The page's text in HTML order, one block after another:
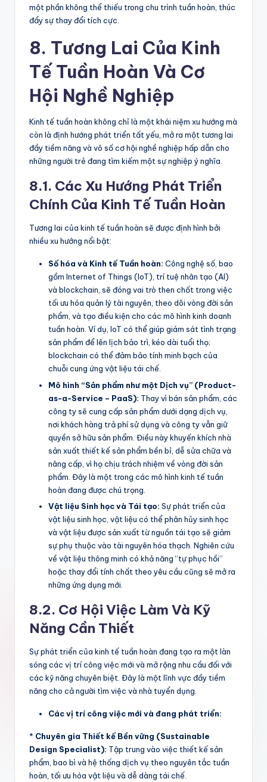
một phần không thể thiếu trong chu trình tuần hoàn, thúc
đẩy sự thay đổi tích cực.
8. Tương Lai Của Kinh
Tế Tuần Hoàn Và Cơ
Hội Nghề Nghiệp
Kinh tế tuần hoàn không chỉ là một khái niệm xu hướng mà
còn là định hướng phát triển tất yếu, mở ra một tương lai
đầy tiềm năng và vô số cơ hội nghề nghiệp hấp dẫn cho
những người trẻ đang tìm kiếm một sự nghiệp ý nghĩa.
8.1. Các Xu Hướng Phát Triển
Chính Của Kinh Tế Tuần Hoàn
Tương lai của kinh tế tuần hoàn sẽ được định hình bởi
nhiều xu hướng nổi bật:
Số hóa và Kinh tế Tuần hoàn: Công nghệ số, bao
gồm Internet of Things (IoT), trí tuệ nhân tạo (AI)
và blockchain, sẽ đóng vai trò then chốt trong việc
tối ưu hóa quản lý tài nguyên, theo dõi vòng đời sản
phẩm, và tạo điều kiện cho các mô hình kinh doanh
tuần hoàn. Ví dụ, IoT có thể giúp giám sát tình trạng
sản phẩm để lên lịch bảo trì, kéo dài tuổi thọ;
blockchain có thể đảm bảo tính minh bạch của
chuỗi cung ứng vật liệu tái chế.
Mô hình “Sản phẩm như một Dịch vụ” (Product-
as-a-Service – PaaS): Thay vì bán sản phẩm, các
công ty sẽ cung cấp sản phẩm dưới dạng dịch vụ,
nơi khách hàng trả phí sử dụng và công ty vẫn giữ
quyền sở hữu sản phẩm. Điều này khuyến khích nhà
sản xuất thiết kế sản phẩm bền bỉ, dễ sửa chữa và
nâng cấp, vì họ chịu trách nhiệm về vòng đời sản
phẩm. Đây là một trong các mô hình kinh tế tuần
hoàn đang được chú trọng.
Vật liệu Sinh học và Tái tạo: Sự phát triển của
vật liệu sinh học, vật liệu có thể phân hủy sinh học
và vật liệu được sản xuất từ nguồn tái tạo sẽ giảm
sự phụ thuộc vào tài nguyên hóa thạch. Nghiên cứu
về vật liệu thông minh có khả năng “tự phục hồi”
hoặc thay đổi tính chất theo yêu cầu cũng sẽ mở ra
những ứng dụng mới.
8.2. Cơ Hội Việc Làm Và Kỹ
Năng Cần Thiết
Sự phát triển của kinh tế tuần hoàn đang tạo ra một làn
sóng các vị trí công việc mới và mở rộng nhu cầu đối với
các kỹ năng chuyên biệt. Đây là một lĩnh vực đầy tiềm
năng cho cả người tìm việc và nhà tuyển dụng.
Các vị trí công việc mới và đang phát triển:
* Chuyên gia Thiết kế Bền vững (Sustainable
Design Specialist): Tập trung vào việc thiết kế sản
phẩm, bao bì và hệ thống dịch vụ theo nguyên tắc tuần
hoàn, tối ưu hóa vật liệu và dễ dàng tái chế.